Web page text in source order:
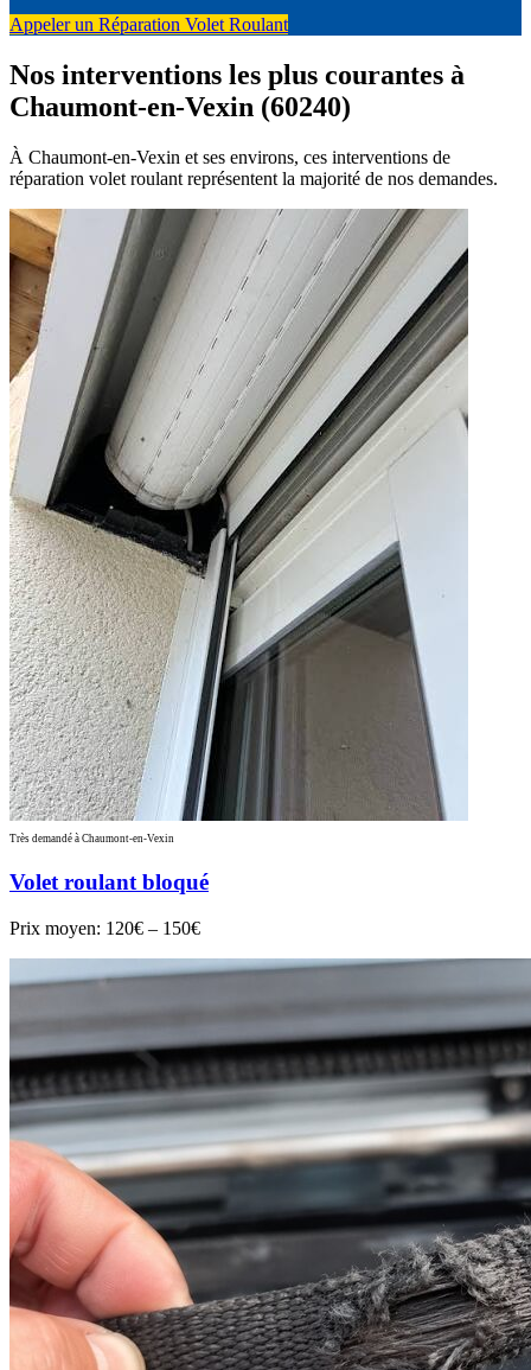
Appeler un Réparation Volet Roulant
Nos interventions les plus courantes à
Chaumont-en-Vexin (60240)
À Chaumont-en-Vexin et ses environs, ces interventions de
réparation volet roulant représentent la majorité de nos demandes.
Très demandé à Chaumont-en-Vexin
Volet roulant bloqué
Prix moyen: 120€ – 150€